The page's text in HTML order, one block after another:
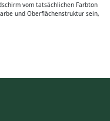
vom tatsächlichen Farbton
und Oberflächenstruktur sein,